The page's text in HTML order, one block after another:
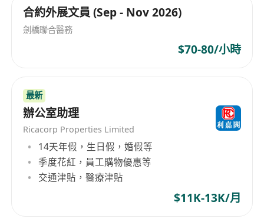
合約外展文員 (Sep - Nov 2026)
劍橋聯合醫務
$70-80/小時
最新
辦公室助理
Ricacorp Properties Limited
14天年假，生日假，婚假等
季度花紅，員工購物優惠等
交通津貼，醫療津貼
$11K-13K/月